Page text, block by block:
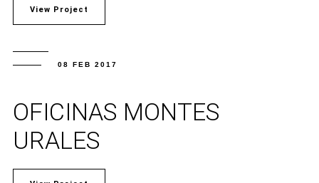
View Project
08 FEB 2017
OFICINAS MONTES
URALES